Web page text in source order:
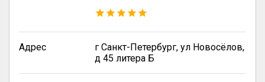
Адрес
г Санкт-Петербург, ул Новосёлов,
д 45 литера Б